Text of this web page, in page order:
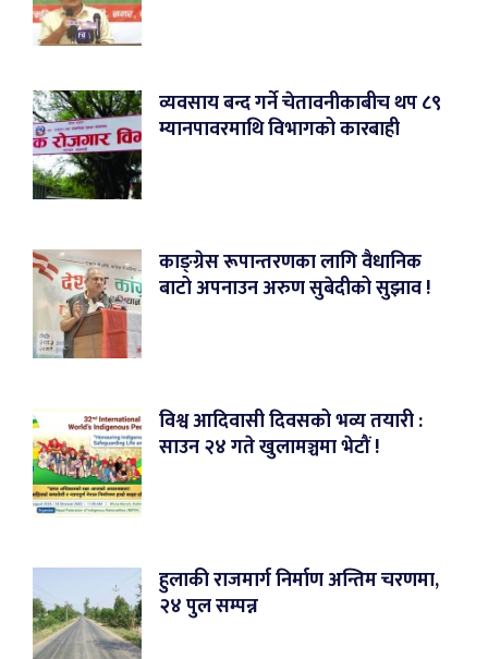
व्यवसाय बन्द गर्ने चेतावनीकाबीच थप ८९
म्यानपावरमाथि विभागको कारबाही
काङ्ग्रेस रूपान्तरणका लागि वैधानिक
बाटो अपनाउन अरुण सुबेदीको सुझाव !
विश्व आदिवासी दिवसको भव्य तयारी :
साउन २४ गते खुलामञ्चमा भेटौं !
हुलाकी राजमार्ग निर्माण अन्तिम चरणमा,
२४ पुल सम्पन्न